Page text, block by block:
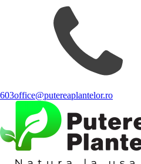
603office@putereaplantelor.ro